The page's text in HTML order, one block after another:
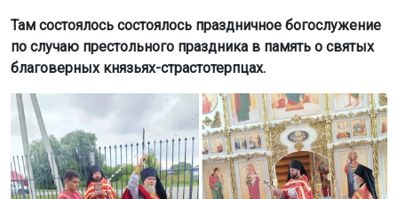
Там состоялось состоялось праздничное богослужение
по случаю престольного праздника в память о святых
благоверных князьях-страстотерпцах.